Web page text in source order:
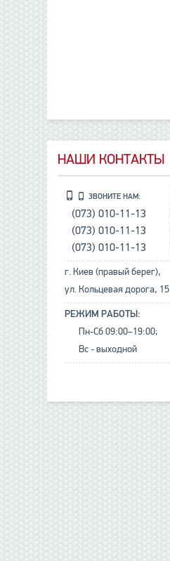
НАШИ КОНТАКТЫ
ЗВОНИТЕ НАМ:
(073) 010-11-13
(073) 010-11-13
(073) 010-11-13
г. Киев (правый берег),
ул. Кольцевая дорога, 15
РЕЖИМ РАБОТЫ:
Пн-Сб 09:00–19:00;
Вс - выходной